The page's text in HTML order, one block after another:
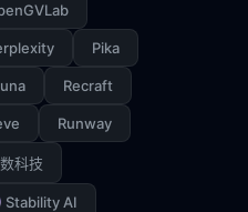
Pika
Recraft
Runway
科技
Stability AI